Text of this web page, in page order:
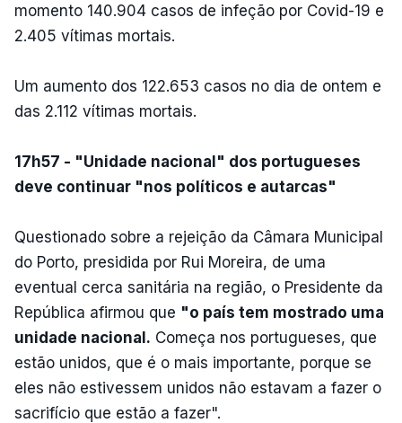
momento 140.904 casos de infeção por Covid-19 e
2.405 vítimas mortais.
Um aumento dos 122.653 casos no dia de ontem e
das 2.112 vítimas mortais.
17h57 - "Unidade nacional" dos portugueses
deve continuar "nos políticos e autarcas"
Questionado sobre a rejeição da Câmara Municipal
do Porto, presidida por Rui Moreira, de uma
eventual cerca sanitária na região, o Presidente da
República afirmou que "o país tem mostrado uma
unidade nacional. Começa nos portugueses, que
estão unidos, que é o mais importante, porque se
eles não estivessem unidos não estavam a fazer o
sacrifício que estão a fazer".